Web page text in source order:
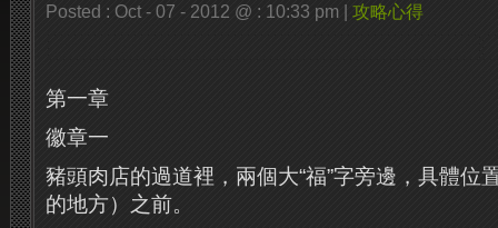
Posted : Oct - 07 - 2012 @ : 10:33 pm | 攻略心得
第一章
徽章一
豬頭肉店的過道裡，兩個大“福”字旁邊，具體位
的地方）之前。